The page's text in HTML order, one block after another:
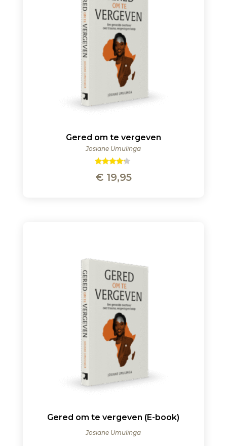
Gered om te vergeven
Josiane Umulinga
erd
€19,95
Gered om te vergeven (E-book)
Josiane Umulinga